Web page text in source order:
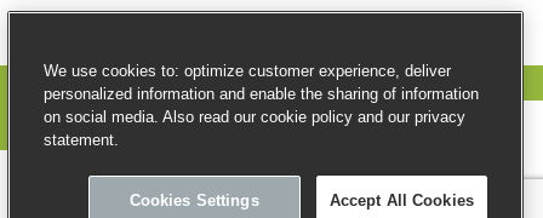
© Copyright AG Real Estate
We use cookies to: optimize customer experience, deliver
personalized information and enable the sharing of information
on social media. Also read our cookie policy and our privacy
statement.
Cookies Settings Accept All Cookies